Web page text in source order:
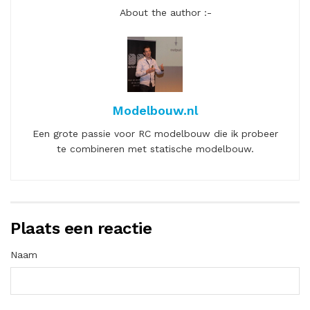
About the author :-
Modelbouw.nl
Een grote passie voor RC modelbouw die ik probeer
te combineren met statische modelbouw.
Plaats een reactie
Naam